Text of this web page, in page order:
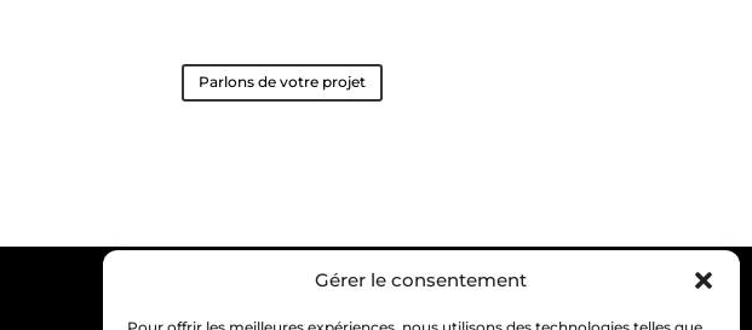
Gérer le consentement
Parlons de votre projet